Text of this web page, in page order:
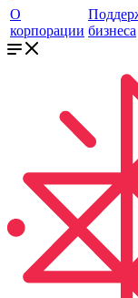
О
корпорации бизнеса